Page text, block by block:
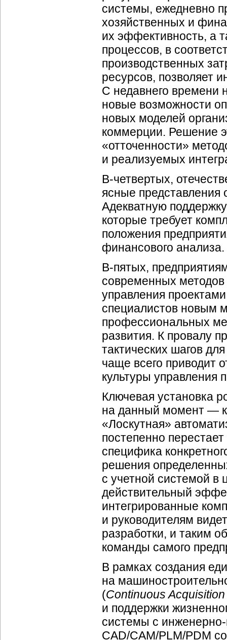
системы, ежедневно
хозяйственных и
их эффективность, а
процессов, в
производственных
ресурсов, позволяет
С недавнего времени
новые возможности
новых моделей
коммерции. Решение
«отточенности»
и реализуемых
В-четвертых,
ясные представления
Адекватную
которые требует
положения
финансового анализа.
В-пятых,
современных
управления
специалистов новым
профессиональных
развития. К провалу
тактических шагов
чаще всего приводит
культуры управления
Ключевая установка
на данный момент —
«Лоскутная»
постепенно
специфика
решения
с учетной системой в
действительный
интегрированные
и руководителям
разработки, и таким
команды самого
В рамках создания
на
(Continuous
и поддержки
системы с
CAD/CAM/PLM/PDM